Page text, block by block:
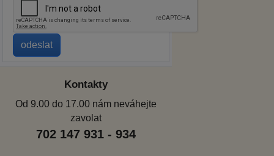
Kontakty
Od 9.00 do 17.00 nám neváhejte
zavolat
702 147 931 - 934